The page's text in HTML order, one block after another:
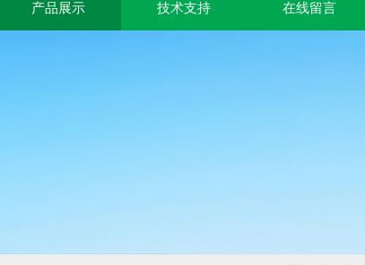
产品展示 技术支持 在线留言